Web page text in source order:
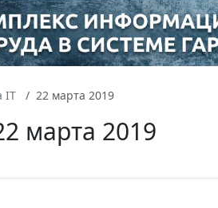
IT 22 марта 2019
марта 2019